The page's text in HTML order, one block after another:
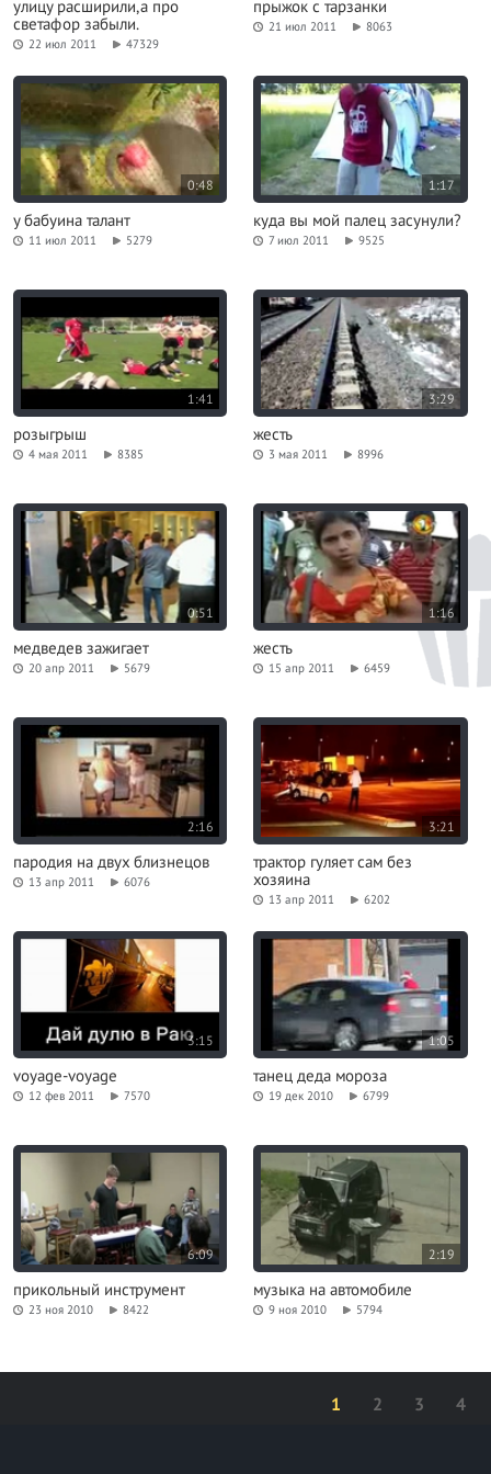
улицу расширили,а про
светафор забыли.
22 июл 2011 47329
прыжок с тарзанки
21 июл 2011 8063
0:48
у бабуина талант
11 июл 2011 5279
1:17
куда вы мой палец засунули?
7 июл 2011 9525
1:41
розыгрыш
4 мая 2011 8385
3:29
жесть
3 мая 2011 8996
0:51
медведев зажигает
20 апр 2011 5679
1:16
жесть
15 апр 2011 6459
2:16
пародия на двух близнецов
13 апр 2011 6076
3:21
трактор гуляет сам без
хозяина
13 апр 2011 6202
3:15
voyage-voyage
12 фев 2011 7570
1:05
танец деда мороза
19 дек 2010 6799
6:09
прикольный инструмент
23 ноя 2010 8422
2:19
музыка на автомобиле
9 ноя 2010 5794
1 2 3 4